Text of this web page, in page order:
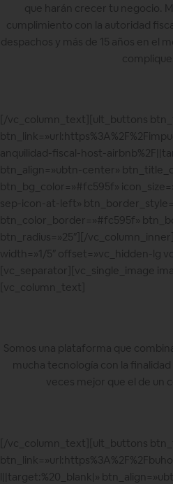
que harán crecer tu negocio.
cumplimiento con la autoridad
despachos y más de 15 años en el
[/vc_column_text][ult_buttons
anquilidad-fiscal-host-
btn_align=»ubtn-center»
btn_bg_color=»#fc595f»
sep-icon-at-left»
btn_color_border=»#fc595f»
btn_radius=»25″][/
width=»1/5″ offset=»vc_hidden-lg
[vc_separator][vc_single_image
[vc_column_text]
Somos una plataforma que
mucha tecnología con la
veces mejor que el de un
[/vc_column_text][ult_buttons
l||target:%20_blank|»